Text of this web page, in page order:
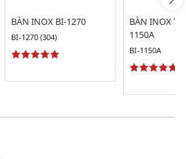
BÀN INOX BI-1270
BI-1270 (304)
BÀN INOX
1150A
BI-1150A